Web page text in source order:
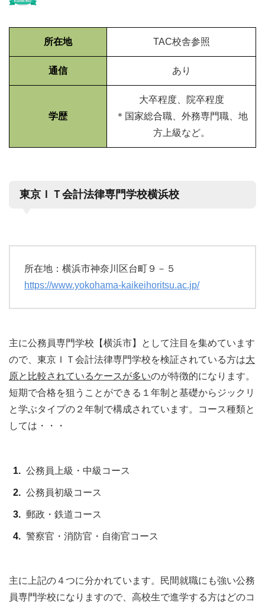
所在地 TAC校舎参照
通信 あり
学歴
大卒程度、院卒程度
＊国家総合職、外務専門職、地
方上級など。
東京ＩＴ会計法律専門学校横浜校
所在地：横浜市神奈川区台町９－５
https://www.yokohama-kaikeihoritsu.ac.jp/
主に公務員専門学校【横浜市】として注目を集めています
ので、東京ＩＴ会計法律専門学校を検証されている方は大
原と比較されているケースが多いのが特徴的になります。
短期で合格を狙うことができる１年制と基礎からジックリ
と学ぶタイプの２年制で構成されています。コース種類と
しては・・・
公務員上級・中級コース
公務員初級コース
郵政・鉄道コース
警察官・消防官・自衛官コース
主に上記の４つに分かれています。民間就職にも強い公務
員専門学校になりますので、高校生で進学する方はどのコ